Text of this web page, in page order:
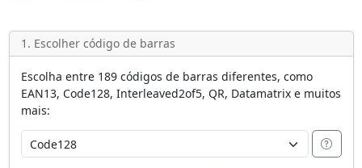
1. Escolher código de barras
Escolha entre 189 códigos de barras diferentes, como
EAN13, Code128, Interleaved2of5, QR, Datamatrix e muitos
mais: